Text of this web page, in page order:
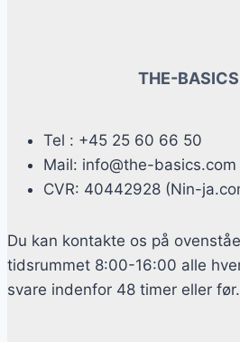
THE-
Tel : +45 25 60 66 50
Mail: info@the-basics.com
CVR: 40442928 (Nin-
Du kan kontakte os på
tidsrummet 8:00-16:00 alle
svare indenfor 48 timer eller før.